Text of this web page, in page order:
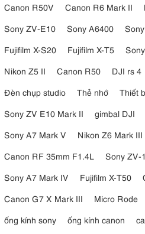
Canon R50V
Canon R6 Mark II
Sony ZV-E10
Sony A6400
Fujifilm X-S20
Fujifilm X-T5
Nikon Z5 II
Canon R50 DJI rs 4
Đèn chụp studio
Thẻ nhớ
Thiết
Sony ZV E10 Mark II
gimbal DJI
Sony A7 Mark V
Nikon Z6 Mark III
Canon RF 35mm F1.4L
Sony ZV-
Sony A7 Mark IV
Fujifilm X-T50
Canon G7 X Mark III
Micro Rode
ống kính sony
ống kính canon